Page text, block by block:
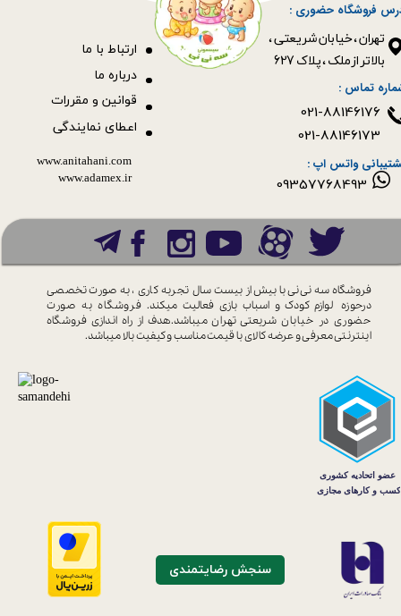
فروشگاه حضوری :
​​​​​​​تهران ، خیابان شریعتی ،
بالاتر از ملک ، پلاک 627​​​​​​​
قوانین و مقررات
ارتباط با ما
09357768493
درباره ما
اعطای نمایندگی
www.anitahani.com
www.ada​​​​​​​mex.ir
فروشگاه سه نی نی با بیش از بیست سال تجربه کاری ، به صورت تخصصی
درحوزه لوازم کودک و اسباب بازی فعالیت میکند. فروشگاه به صورت
حضوری در خیابان شریعتی تهران میباشد.هدف از راه اندازی فروشگاه
اینترنتی معرفی و عرضه کالای باقیمت مناسب و کیفیت بالا میباشد.
تماس :
واتس اپ :
سنجش رضایتمندی